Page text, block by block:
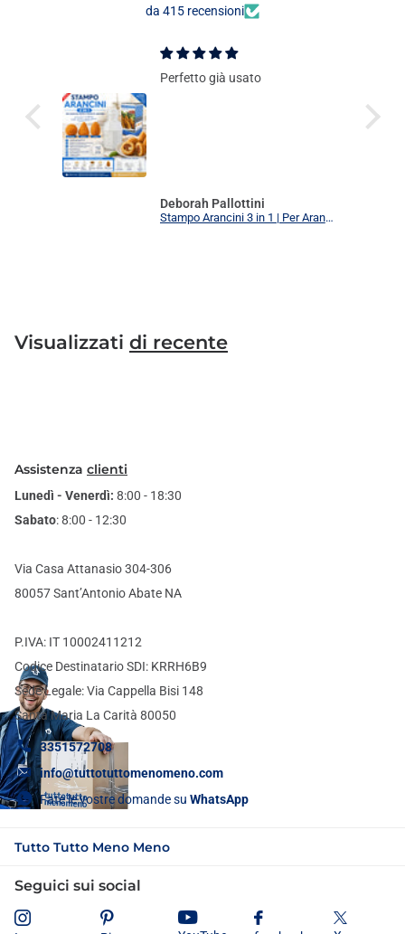
da 415 recensioni
Perfetto già usato
Deborah Pallottini
Stampo Arancini 3 in 1 | Per Arancini, Supplì e Polpette Uniformi | 3 Forme Intercambiabili Food Grade + Ricettario
Visualizzati di recente
Assistenza clienti
Lunedì - Venerdì: 8:00 - 18:30
Sabato: 8:00 - 12:30
Via Casa Attanasio 304-306
80057 Sant’Antonio Abate NA
P.IVA: IT 10002411212
Codice Destinatario SDI: KRRH6B9
Sede Legale: Via Cappella Bisi 148
Santa Maria La Carità 80050
3351572708
info@tuttotuttomenomeno.com
Fate le vostre domande su WhatsApp
Tutto Tutto Meno Meno
Seguici sui social